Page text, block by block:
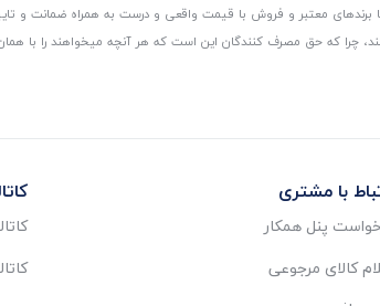
با برندهای معتبر و فروش با قیمت واقعی و درست به همراه ضمانت
چرا که حق مصرف کنندگان این است که هر آنچه میخواهند را با
با مشتری
پنل همکار
کالای مرجوعی